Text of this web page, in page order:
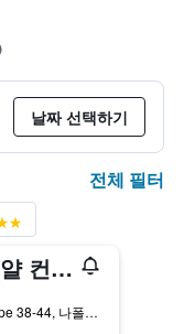
날짜 선택하기
전체 필터
호텔 로얄 컨티넨털
Via Partenope 38-44, 나폴리, 나폴리현, 이탈리아